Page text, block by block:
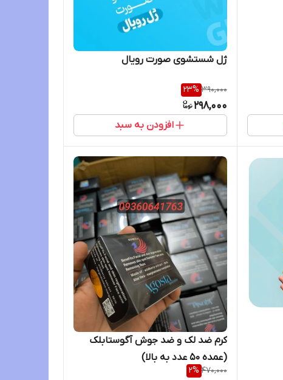
ژل شستشوی صورت رویال
390,000
23%
298,000
افزودن به سبد
کرم ضد لک و ضد جوش آگوستابلک
(عمده ۵۰ عدد به بالا)
470,000
2%